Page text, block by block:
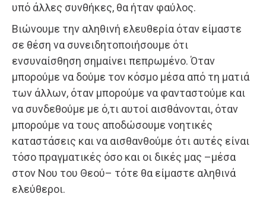
υπό άλλες συνθήκες, θα ήταν φαύλος.
Βιώνουμε την αληθινή ελευθερία όταν είμαστε
σε θέση να συνειδητοποιήσουμε ότι
ενσυναίσθηση σημαίνει πεπρωμένο. Όταν
μπορούμε να δούμε τον κόσμο μέσα από τη ματιά
των άλλων, όταν μπορούμε να φανταστούμε και
να συνδεθούμε με ό,τι αυτοί αισθάνονται, όταν
μπορούμε να τους αποδώσουμε νοητικές
καταστάσεις και να αισθανθούμε ότι αυτές είναι
τόσο πραγματικές όσο και οι δικές μας –μέσα
στον Νου του Θεού– τότε θα είμαστε αληθινά
ελεύθεροι.